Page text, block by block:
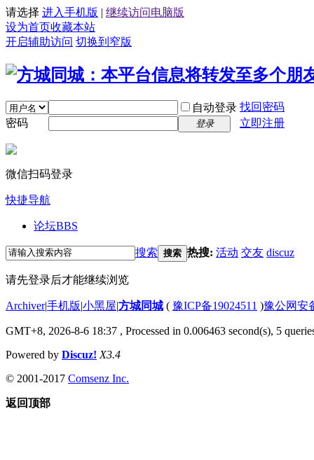
请选择 进入手机版 | 继续访问电脑版
设为首页收藏本站
开启辅助访问 切换到窄版
自动登录 找回密码
密码
登录 立即注册
微信扫码登录
快捷导航
论坛BBS
搜索 搜索 热搜: 活动 交友 discuz
请先登录后才能继续浏览
Archiver|手机版|小黑屋|方城同城 ( 豫ICP备19024511 )豫公网安
GMT+8, 2026-8-6 18:37 , Processed in 0.006463 second(s), 5
Powered by Discuz! X3.4
© 2001-2017 Comsenz Inc.
返回顶部